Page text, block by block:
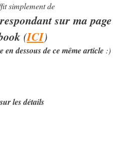
simplement de
sur ma page
(ICI)
dessous de ce même article:)
les détails